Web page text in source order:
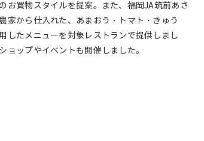
お買物スタイルを提案。また、福岡JA筑前あさ
家から仕入れた、あまおう・トマト・きゅう
したメニューを対象レストランで提供しまし
ョップやイベントも開催しました。